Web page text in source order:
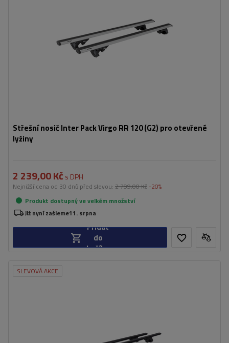
Střešní nosič Inter Pack Virgo RR 120 (G2) pro otevřené
lyžiny
2 239,00 Kč s DPH
Nejnižší cena od 30 dnů před slevou: 2 799,00 Kč -20%
Produkt dostupný ve velkém množství
Již nyní zašleme11. srpna
Přidat
do
košíku
SLEVOVÁ AKCE